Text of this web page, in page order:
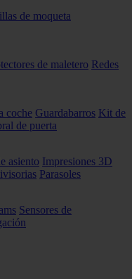
de moqueta
de maletero Redes
coche Guardabarros Kit de
de puerta
asiento Impresiones 3D
Parasoles
Sensores de